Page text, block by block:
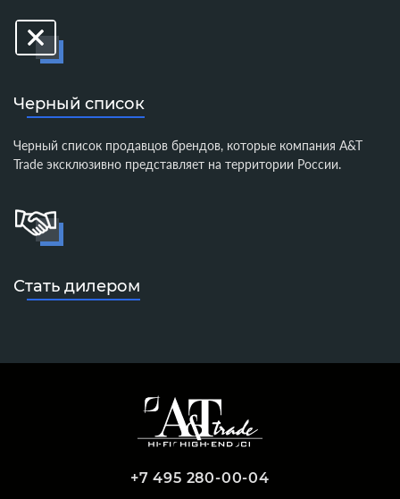
Черный список
Черный список продавцов брендов, которые компания A&T
Trade эксклюзивно представляет на территории России.
Стать дилером
+7 495 280-00-04